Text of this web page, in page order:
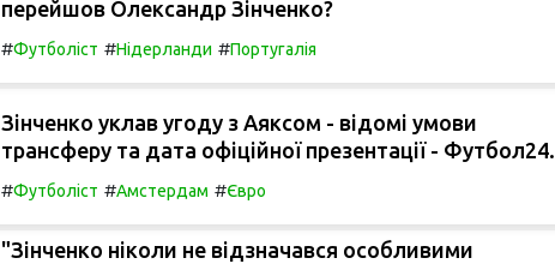
перейшов Олександр Зінченко?
#Футболіст #Нідерланди #Португалія
Зінченко уклав угоду з Аяксом - відомі умови
трансферу та дата офіційної презентації - Футбол24.
#Футболіст #Амстердам #Євро
"Зінченко ніколи не відзначався особливими